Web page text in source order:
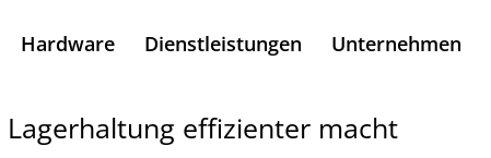
Hardware Dienstleistungen Unternehmen
effizienter macht